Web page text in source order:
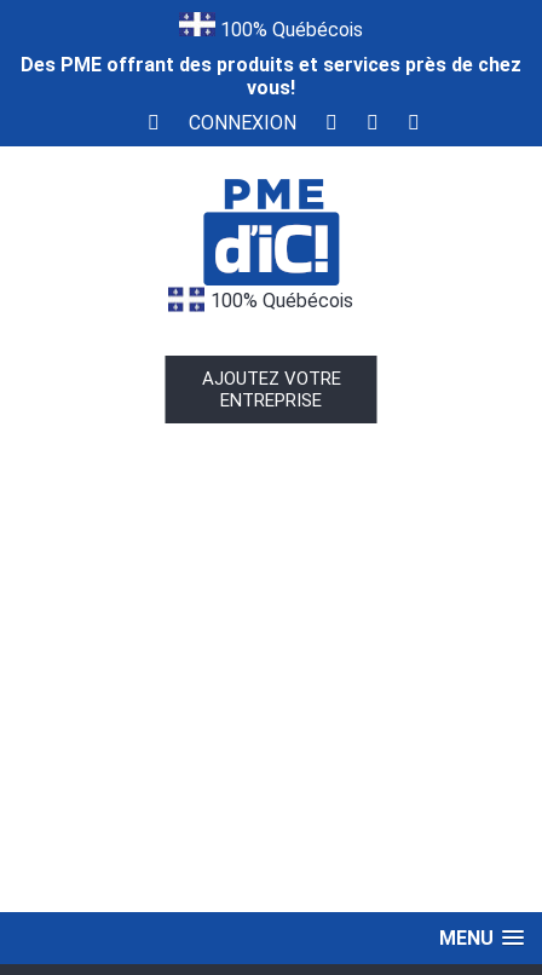
100% Québécois
Des PME offrant des produits et services près de chez
vous!
CONNEXION
100% Québécois
AJOUTEZ VOTRE
ENTREPRISE
MENU